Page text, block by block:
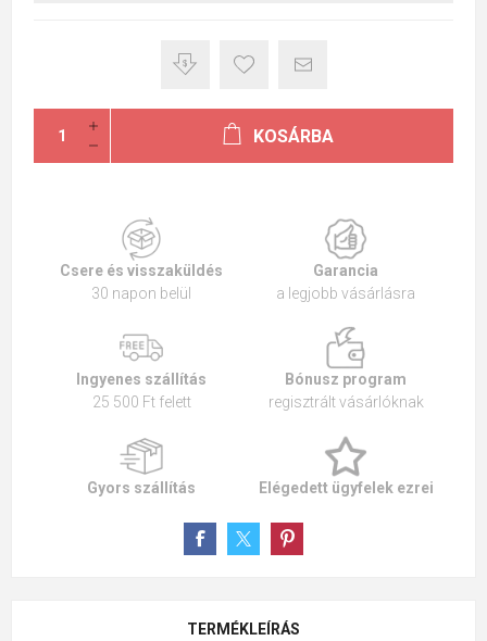
KOSÁRBA
Csere és visszaküldés
30 napon belül
Garancia
a legjobb vásárlásra
Ingyenes szállítás
25 500 Ft felett
Bónusz program
regisztrált vásárlóknak
Gyors szállítás Elégedett ügyfelek ezrei
TERMÉKLEÍRÁS